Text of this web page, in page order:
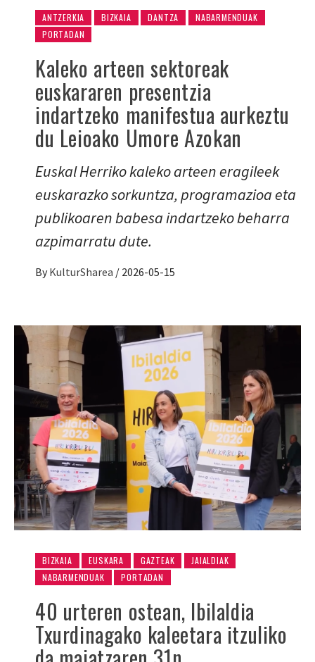
ANTZERKIA BIZKAIA DANTZA
NABARMENDUAK
PORTADAN
Kaleko arteen sektoreak
euskararen presentzia
indartzeko manifestua aurkeztu
du Leioako Umore Azokan
Euskal Herriko kaleko arteen eragileek
euskarazko sorkuntza, programazioa eta
publikoaren babesa indartzeko beharra
azpimarratu dute.
By KulturSharea / 2026-05-15
BIZKAIA EUSKARA GAZTEAK
JAIALDIAK
NABARMENDUAK
PORTADAN
40 urteren ostean, Ibilaldia
Txurdinagako kaleetara itzuliko